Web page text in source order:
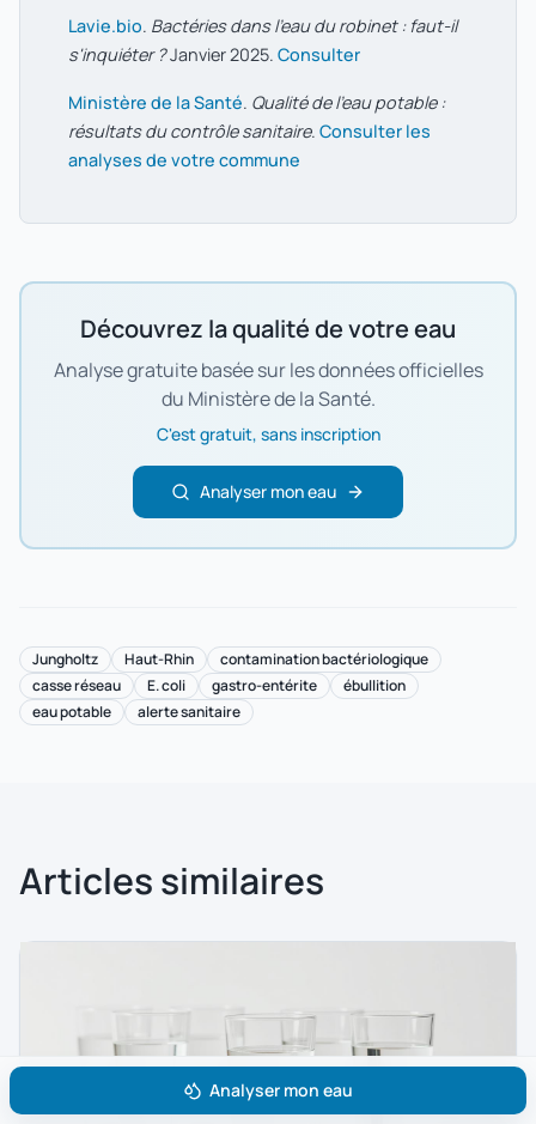
Analyser mon eau
Lavie.bio. Bactéries dans l'eau du robinet : faut-il
s'inquiéter ?Janvier 2025. Consulter
Ministère de la Santé. Qualité de l'eau potable :
résultats du contrôle sanitaire. Consulter les
analyses de votre commune
Découvrez la qualité de votre eau
Analyse gratuite basée sur les données officielles
du Ministère de la Santé.
C'est gratuit, sans inscription
Analyser mon eau
Jungholtz Haut-Rhin
contamination bactériologique
casse réseau
E. coli gastro-entérite
ébullition
eau potable
alerte sanitaire
Articles similaires